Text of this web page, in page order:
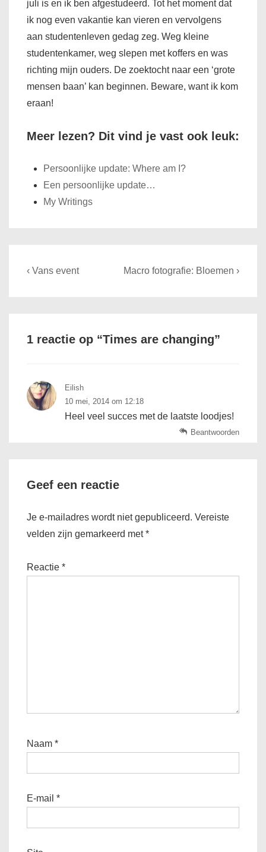
juli is en ik ben afgestudeerd. Tot het moment dat
ik nog even vakantie kan vieren en vervolgens
aan studentenleven gedag zeg. Weg kleine
studentenkamer, weg slepen met koffers en was
richting mijn ouders. De zoektocht naar een ‘grote
mensen baan’ kan beginnen. Beware, want ik kom
eraan!
Meer lezen? Dit vind je vast ook leuk:
Persoonlijke update: Where am I?
Een persoonlijke update…
My Writings
Bericht
Previous
‹ Vans event
Next
Macro fotografie: Bloemen ›
1 reactie op “Times are changing”
Eilish
10 mei, 2014 om 12:18
Heel veel succes met de laatste loodjes!
Beantwoorden
Geef een reactie
Je e-mailadres wordt niet gepubliceerd. Vereiste
velden zijn gemarkeerd met*
Reactie *
Naam *
E-mail *